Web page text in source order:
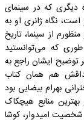
دیگری که در سینمای
نگاه ژانری او به
از سینما، تاریخ
که می‌توانستید
توضیح ایشان راجع به
هم همان کتاب
بهرام بیضایی بود
منابع هیچکاک
امیدوار، کوشا